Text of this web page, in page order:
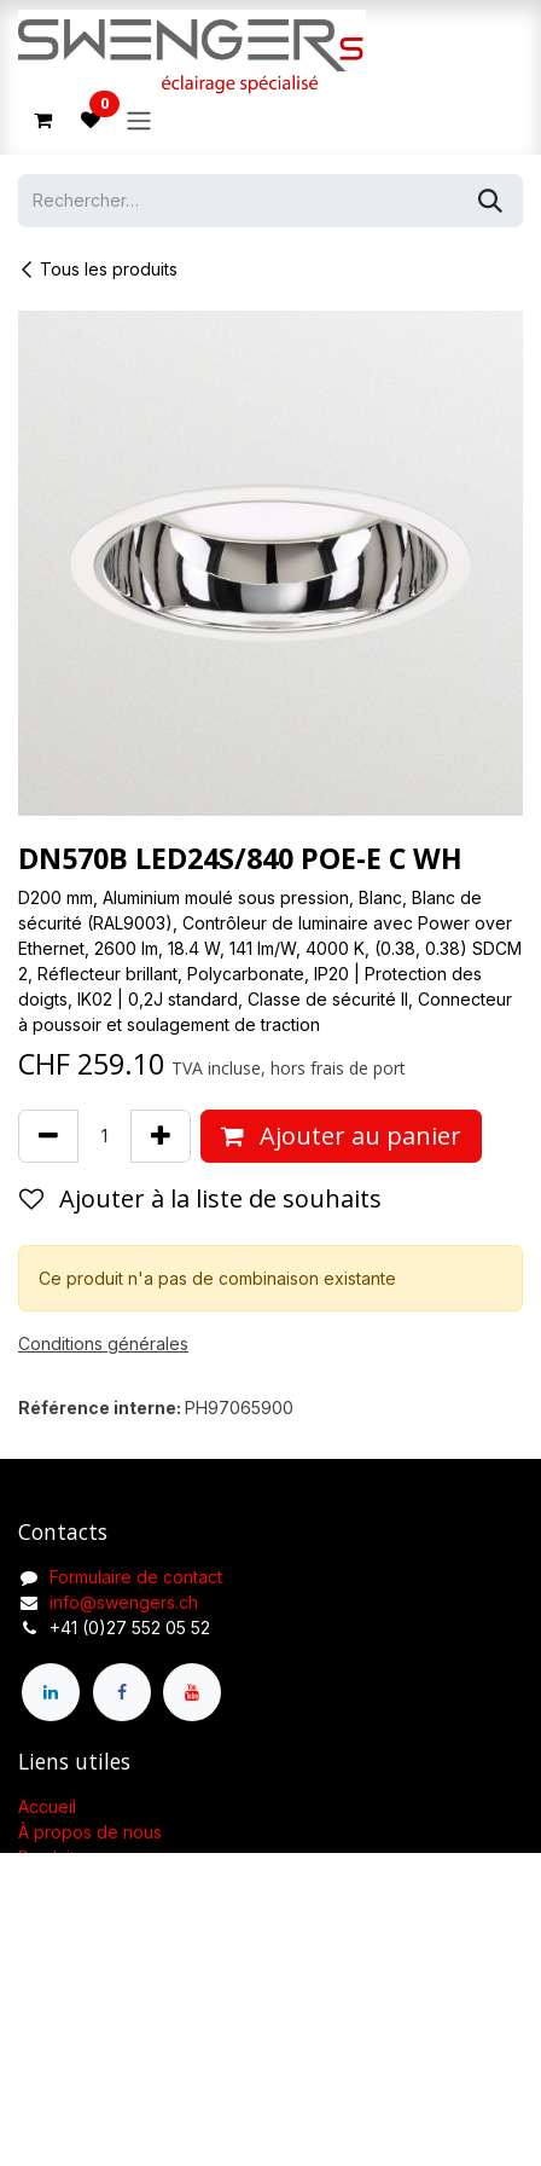
Se rendre au contenu
0
Tous les produits
DN570B LED24S/840 POE-E C WH
D200 mm, Aluminium moulé sous pression, Blanc, Blanc de
sécurité (RAL9003), Contrôleur de luminaire avec Power over
Ethernet, 2600 lm, 18.4 W, 141 lm/W, 4000 K, (0.38, 0.38) SDCM
2, Réflecteur brillant, Polycarbonate, IP20 | Protection des
doigts, IK02 | 0,2J standard, Classe de sécurité II, Connecteur
à poussoir et soulagement de traction
CHF 259.10 TVA incluse, hors frais de port
Ajouter au panier
Ajouter à la liste de souhaits
Ce produit n'a pas de combinaison existante
Conditions générales
Référence interne: PH97065900
Contacts
Formulaire de contact
info@swengers.ch
+41 (0)27 552 05 52
Liens utiles
Accueil
À propos de nous
Produits